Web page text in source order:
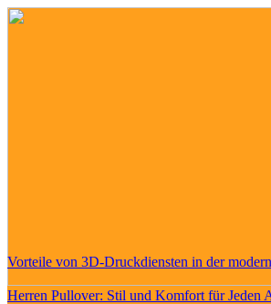
Vorteile von 3D-Druckdiensten in der
Herren Pullover: Stil und Komfort für Jeden